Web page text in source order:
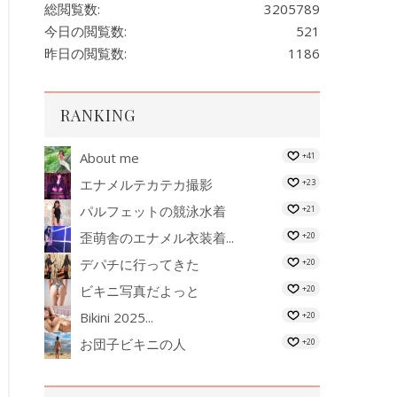
3205789
総閲覧数:
521
今日の閲覧数:
1186
昨日の閲覧数:
RANKING
About me +41
エナメルテカテカ撮影 +23
パルフェットの競泳水着 +21
歪萌舎のエナメル衣装着... +20
デパチに行ってきた +20
ビキニ写真だよっと +20
Bikini 2025... +20
お団子ビキニの人 +20